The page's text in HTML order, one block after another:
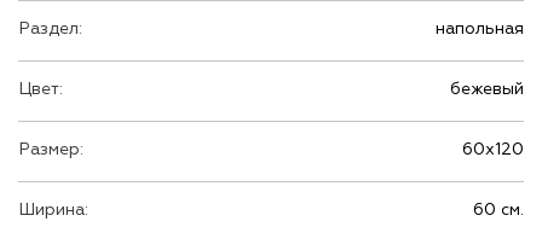
Раздел: напольная
Цвет: бежевый
Размер: 60х120
Ширина: 60 см.